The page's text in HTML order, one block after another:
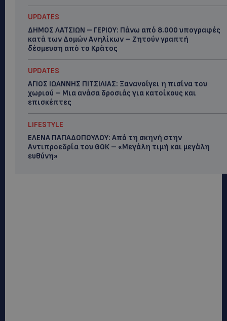
UPDATES
ΔΗΜΟΣ ΛΑΤΣΙΩΝ – ΓΕΡΙΟΥ: Πάνω από 8.000 υπογραφές
κατά των Δομών Ανηλίκων – Ζητούν γραπτή
δέσμευση από το Κράτος
UPDATES
ΑΓΙΟΣ ΙΩΑΝΝΗΣ ΠΙΤΣΙΛΙΑΣ: Ξανανοίγει η πισίνα του
χωριού – Μια ανάσα δροσιάς για κατοίκους και
επισκέπτες
LIFESTYLE
ΕΛΕΝΑ ΠΑΠΑΔΟΠΟΥΛΟΥ: Από τη σκηνή στην
Αντιπροεδρία του ΘΟΚ – «Μεγάλη τιμή και μεγάλη
ευθύνη»